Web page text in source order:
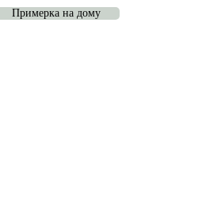
Примерка на дому